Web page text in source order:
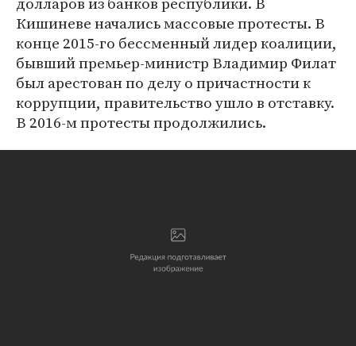
Кишиневе начались массовые протесты. В
конце 2015-го бессменный лидер коалиции,
бывший премьер-министр Владимир Филат
был арестован по делу о причастности к
коррупции, правительство ушло в отставку.
В 2016-м протесты продолжились.